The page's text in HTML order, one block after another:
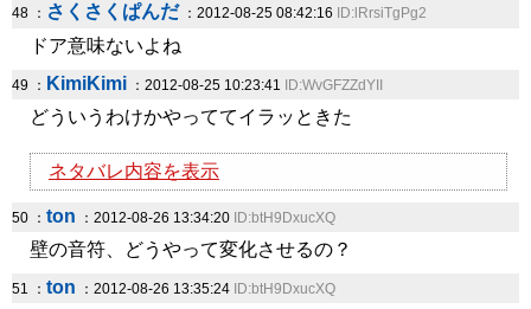
48 ： さくさくぱんだ ：2012-08-25 08:42:16 ID:lRrsiTgPg2
ドア意味ないよね
49 ： KimiKimi ：2012-08-25 10:23:41 ID:WvGFZZdYII
どういうわけかやっててイラッときた
ネタバレ内容を表示
50 ： ton ：2012-08-26 13:34:20 ID:btH9DxucXQ
壁の音符、どうやって変化させるの？
51 ： ton ：2012-08-26 13:35:24 ID:btH9DxucXQ